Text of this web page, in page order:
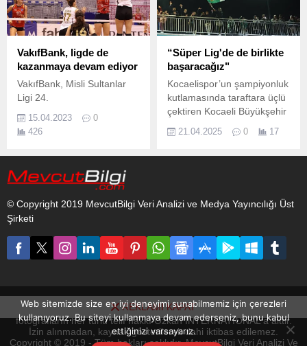
gerçekleştirdiği kulüp
akademileri ziyaretlerine
Demir Grup Sivasspor ile
devam etti.
VakıfBank, ligde de
kazanmaya devam ediyor
VakıfBank, Misli Sultanlar
Ligi 24.
15.04.2023
0
426
“Süper Lig'de de birlikte
başaracağız"
Kocaelispor’un şampiyonluk
kutlamasında taraftara üçlü
çektiren Kocaeli Büyükşehir
Belediye Başkanı Doç.
21.04.2025 0 17
© Copyright 2019 MevcutBilgi Veri Analizi ve Medya Yayıncılığı Üst
Şirketi
www.mevcutbilgi.com internet sitesinde yayınlanan yazı, haber ve
fotoğrafların her türlü telif hakkı Ozkan INTERNATIONAL'a aittir.
İzin alınmadan, kaynak gösterilerek dahi iktibas edilemez.
Copyright © 2019 - Tüm hakları saklıdır. MevcutBilgi Veri Analizi Ve
REKLAMI KAPAT
Web sitemizde size en iyi deneyimi sunabilmemiz için çerezleri
kullanıyoruz. Bu siteyi kullanmaya devam ederseniz, bunu kabul
ettiğinizi varsayarız.